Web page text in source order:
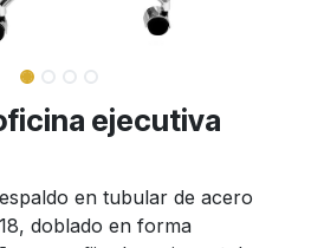
ejecutiva
en tubular de acero
doblado en forma